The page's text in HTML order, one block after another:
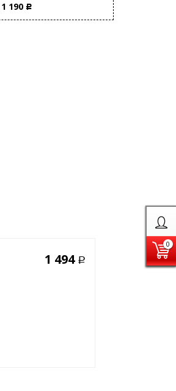
0
1 190 Р
1 494 Р